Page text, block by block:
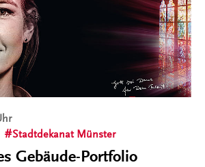
Stadtdekanat Münster
Gebäude-Portfolio